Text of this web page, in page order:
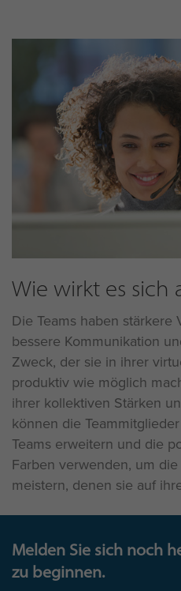
Wie wirkt es sich
Die Teams haben stärkere
bessere Kommunikation
Zweck, der sie in ihrer
produktiv wie möglich
ihrer kollektiven Stärken
können die
Teams erweitern und die
Farben verwenden, um
meistern, denen sie auf
Melden Sie sich noch
zu beginnen.